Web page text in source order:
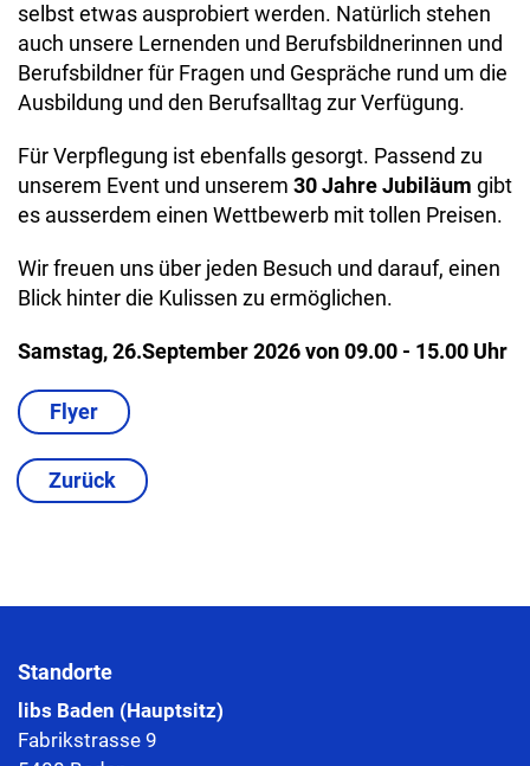
selbst etwas ausprobiert werden. Natürlich stehen
auch unsere Lernenden und Berufsbildnerinnen und
Berufsbildner für Fragen und Gespräche rund um die
Ausbildung und den Berufsalltag zur Verfügung.
Für Verpflegung ist ebenfalls gesorgt. Passend zu
unserem Event und unserem 30 Jahre Jubiläum gibt
es ausserdem einen Wettbewerb mit tollen Preisen.
Wir freuen uns über jeden Besuch und darauf, einen
Blick hinter die Kulissen zu ermöglichen.
Samstag, 26.September 2026 von 09.00 - 15.00 Uhr
Flyer
Zurück
Standorte
libs Baden (Hauptsitz)
Fabrikstrasse 9